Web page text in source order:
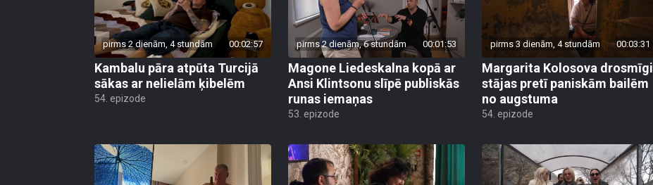
pirms 2 dienām, 4 stundām 00:02:57
Kambalu pāra atpūta Turcijā
sākas ar nelielām ķibelēm
54. epizode
pirms 2 dienām, 6 stundām 00:01:53
Magone Liedeskalna kopā ar
Ansi Klintsonu slīpē publiskās
runas iemaņas
53. epizode
pirms 3 dienām, 4 stundām 00:03:31
Margarita Kolosova drosmīgi
stājas pretī paniskām bailēm
no augstuma
54. epizode